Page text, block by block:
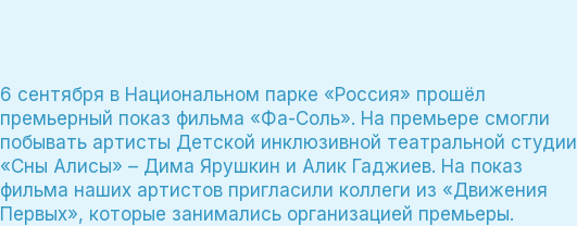
6 сентября в Национальном парке «Россия» прошёл
премьерный показ фильма «Фа-Соль». На премьере смогли
побывать артисты Детской инклюзивной театральной студии
«Сны Алисы» – Дима Ярушкин и Алик Гаджиев. На показ
фильма наших артистов пригласили коллеги из «Движения
Первых», которые занимались организацией премьеры.